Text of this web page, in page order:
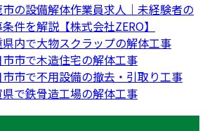
市の設備解体作業員求人｜未経験者の
件を解説【株式会社ZERO】
県内で大物スクラップの解体工事
市市で木造住宅の解体工事
市市で不用設備の撤去・引取り工事
で鉄骨造工場の解体工事